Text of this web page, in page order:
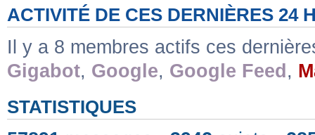
ACTIVITÉ DE CES DERNIÈRES 24
Il y a 8 membres actifs ces
Gigabot, Google, Google Feed ,
STATISTIQUES